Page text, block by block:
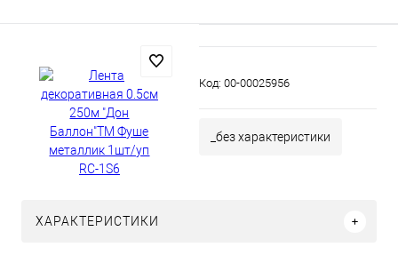
Код: 00-00025956
_без характеристики
ХАРАКТЕРИСТИКИ